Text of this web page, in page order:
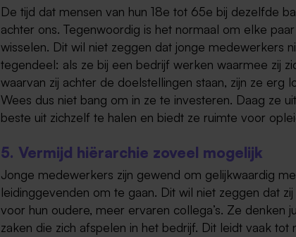
De tijd dat mensen van hun 18e tot 65e bij dezelfde
achter ons. Tegenwoordig is het normaal om elke
wisselen. Dit wil niet zeggen dat jonge medewerkers
tegendeel: als ze bij een bedrijf werken waarmee zij
waarvan zij achter de doelstellingen staan, zijn ze erg
Wees dus niet bang om in ze te investeren. Daag ze
beste uit zichzelf te halen en biedt ze ruimte voor
5. Vermijd hiërarchie zoveel mogelijk
Jonge medewerkers zijn gewend om gelijkwaardig
leidinggevenden om te gaan. Dit wil niet zeggen dat
voor hun oudere, meer ervaren collega’s. Ze denken
zaken die zich afspelen in het bedrijf. Dit leidt vaak tot